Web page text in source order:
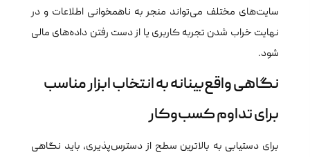
سایت‌های مختلف می‌تواند منجر به ناهمخوانی اطلاعات و در
نهایت خراب شدن تجربه کاربری یا از دست رفتن داده‌های مالی
شود.
نگاهی واقع‌بینانه به انتخاب ابزار مناسب
برای تداوم کسب‌وکار
برای دستیابی به بالاترین سطح از دسترس‌پذیری، باید نگاهی